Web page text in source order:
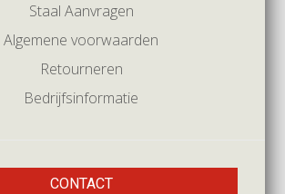
Staal Aanvragen
Algemene voorwaarden
Retourneren
Bedrijfsinformatie
CONTACT